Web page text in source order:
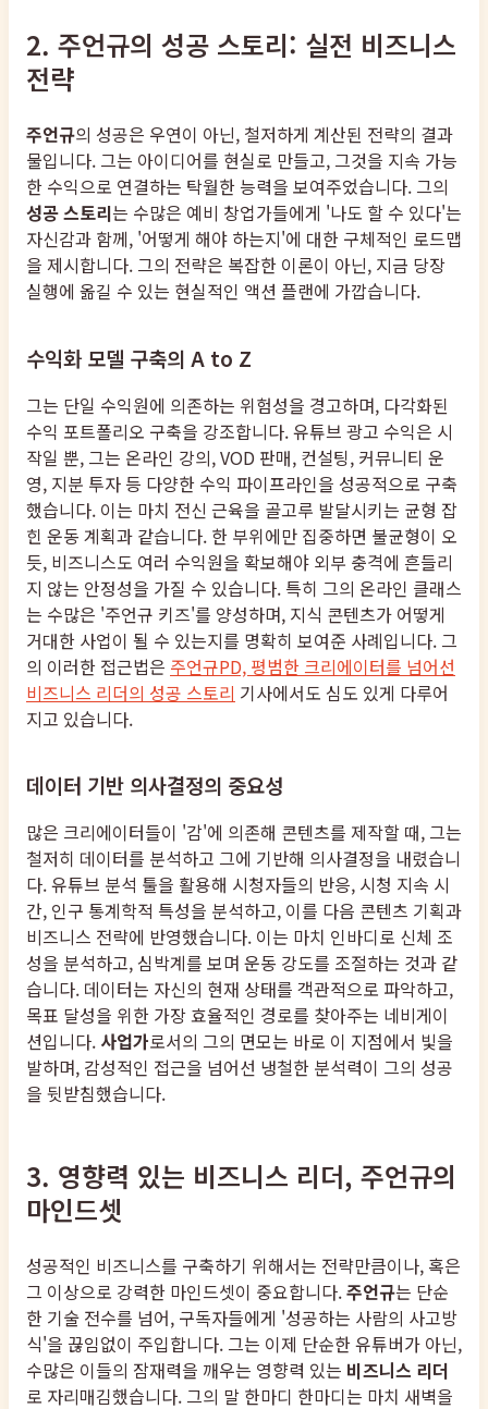
2. 주언규의 성공 스토리: 실전 비즈니스
전략
주언규의 성공은 우연이 아닌, 철저하게 계산된 전략의 결과
물입니다. 그는 아이디어를 현실로 만들고, 그것을 지속 가능
한 수익으로 연결하는 탁월한 능력을 보여주었습니다. 그의
성공 스토리는 수많은 예비 창업가들에게 '나도 할 수 있다'는
자신감과 함께, '어떻게 해야 하는지'에 대한 구체적인 로드맵
을 제시합니다. 그의 전략은 복잡한 이론이 아닌, 지금 당장
실행에 옮길 수 있는 현실적인 액션 플랜에 가깝습니다.
수익화 모델 구축의 A to Z
그는 단일 수익원에 의존하는 위험성을 경고하며, 다각화된
수익 포트폴리오 구축을 강조합니다. 유튜브 광고 수익은 시
작일 뿐, 그는 온라인 강의, VOD 판매, 컨설팅, 커뮤니티 운
영, 지분 투자 등 다양한 수익 파이프라인을 성공적으로 구축
했습니다. 이는 마치 전신 근육을 골고루 발달시키는 균형 잡
힌 운동 계획과 같습니다. 한 부위에만 집중하면 불균형이 오
듯, 비즈니스도 여러 수익원을 확보해야 외부 충격에 흔들리
지 않는 안정성을 가질 수 있습니다. 특히 그의 온라인 클래스
는 수많은 '주언규 키즈'를 양성하며, 지식 콘텐츠가 어떻게
거대한 사업이 될 수 있는지를 명확히 보여준 사례입니다. 그
의 이러한 접근법은 주언규PD, 평범한 크리에이터를 넘어선
비즈니스 리더의 성공 스토리 기사에서도 심도 있게 다루어
지고 있습니다.
데이터 기반 의사결정의 중요성
많은 크리에이터들이 '감'에 의존해 콘텐츠를 제작할 때, 그는
철저히 데이터를 분석하고 그에 기반해 의사결정을 내렸습니
다. 유튜브 분석 툴을 활용해 시청자들의 반응, 시청 지속 시
간, 인구 통계학적 특성을 분석하고, 이를 다음 콘텐츠 기획과
비즈니스 전략에 반영했습니다. 이는 마치 인바디로 신체 조
성을 분석하고, 심박계를 보며 운동 강도를 조절하는 것과 같
습니다. 데이터는 자신의 현재 상태를 객관적으로 파악하고,
목표 달성을 위한 가장 효율적인 경로를 찾아주는 네비게이
션입니다. 사업가로서의 그의 면모는 바로 이 지점에서 빛을
발하며, 감성적인 접근을 넘어선 냉철한 분석력이 그의 성공
을 뒷받침했습니다.
3. 영향력 있는 비즈니스 리더, 주언규의
마인드셋
성공적인 비즈니스를 구축하기 위해서는 전략만큼이나, 혹은
그 이상으로 강력한 마인드셋이 중요합니다.주언규는 단순
한 기술 전수를 넘어, 구독자들에게 '성공하는 사람의 사고방
식'을 끊임없이 주입합니다. 그는 이제 단순한 유튜버가 아닌,
수많은 이들의 잠재력을 깨우는 영향력 있는 비즈니스 리더
로 자리매김했습니다. 그의 말 한마디 한마디는 마치 새벽을